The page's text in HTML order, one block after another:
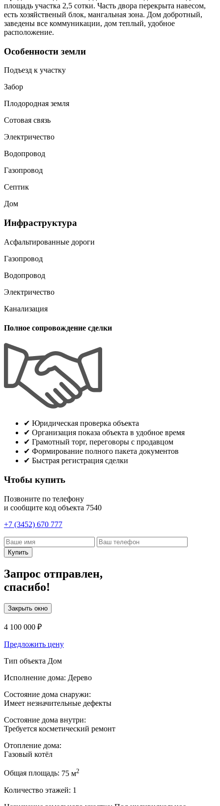
площадь участка 2,5 сотки. Часть двора перекрыта навесом,
есть хозяйственый блок, мангальная зона. Дом добротный,
заведены все коммуникации, дом теплый, удобное
расположение.
Особенности земли
Подъезд к участку
Забор
Плодородная земля
Сотовая связь
Электричество
Водопровод
Газопровод
Септик
Дом
Инфраструктура
Асфальтированные дороги
Газопровод
Водопровод
Электричество
Канализация
Полное сопровождение сделки
✔ Юридическая проверка объекта
✔ Организация показа объекта в удобное время
✔ Грамотный торг, переговоры с продавцом
✔ Формирование полного пакета документов
✔ Быстрая регистрация сделки
Чтобы купить
Позвоните по телефону
и сообщите код объекта 7540
+7 (3452) 670 777
Купить
Запрос отправлен,
спасибо!
Закрыть окно
4 100 000 ₽
Предложить цену
Тип объекта Дом
Исполнение дома: Дерево
Состояние дома снаружи:
Имеет незначительные дефекты
Состояние дома внутри:
Требуется косметический ремонт
Отопление дома:
Газовый котёл
Общая площадь: 75 м2
Количество этажей: 1